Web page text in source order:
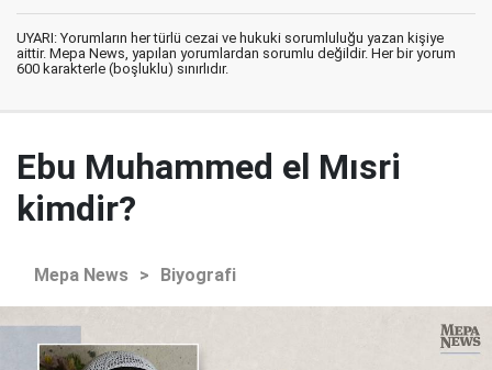
UYARI: Yorumların her türlü cezai ve hukuki sorumluluğu yazan kişiye
aittir. Mepa News, yapılan yorumlardan sorumlu değildir. Her bir yorum
600 karakterle (boşluklu) sınırlıdır.
Ebu Muhammed el Mısri
kimdir?
Mepa News > Biyografi